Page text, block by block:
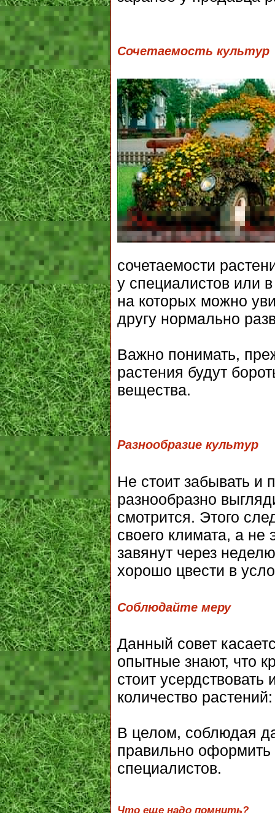
Сочетаемость культур
сочетаемости
у специалистов или
на которых можно
другу нормально
Важно понимать,
растения будут
вещества.
Разнообразие культур
Не стоит забывать и
разнообразно
смотрится. Этого
своего климата, а не
завянут через
хорошо цвести в
Соблюдайте меру
Данный совет
опытные знают, что
стоит
количество
В целом, соблюдая
правильно оформить
специалистов.
Что еще надо помнить?